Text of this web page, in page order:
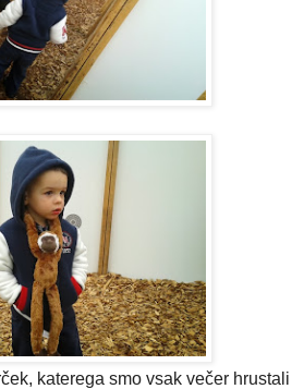
katerega smo vsak večer hrustali